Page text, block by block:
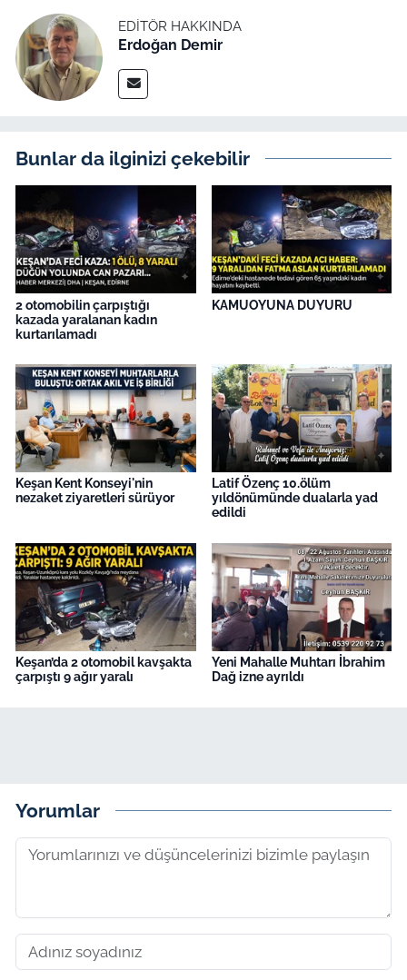
EDITÖR HAKKINDA
Erdoğan Demir
Bunlar da ilginizi çekebilir
2 otomobilin çarpıştığı
kazada yaralanan kadın
kurtarılamadı
KAMUOYUNA DUYURU
Keşan Kent Konseyi'nin
nezaket ziyaretleri sürüyor
Latif Özenç 10.ölüm
yıldönümünde dualarla yad
edildi
Keşan’da 2 otomobil kavşakta
çarpıştı 9 ağır yaralı
Yeni Mahalle Muhtarı İbrahim
Dağ izne ayrıldı
Yorumlar